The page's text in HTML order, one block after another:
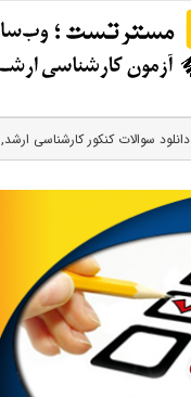
دانلود سوالات کنکور کارشناسی ارشد